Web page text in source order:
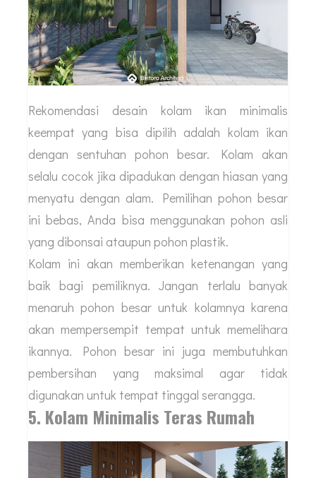
Rekomendasi desain kolam ikan minimalis
keempat yang bisa dipilih adalah kolam ikan
dengan sentuhan pohon besar. Kolam akan
selalu cocok jika dipadukan dengan hiasan yang
menyatu dengan alam. Pemilihan pohon besar
ini bebas, Anda bisa menggunakan pohon asli
yang dibonsai ataupun pohon plastik.
Kolam ini akan memberikan ketenangan yang
baik bagi pemiliknya. Jangan terlalu banyak
menaruh pohon besar untuk kolamnya karena
akan mempersempit tempat untuk memelihara
ikannya. Pohon besar ini juga membutuhkan
pembersihan yang maksimal agar tidak
digunakan untuk tempat tinggal serangga.
5. Kolam Minimalis Teras Rumah